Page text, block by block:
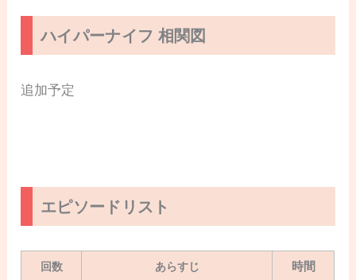
ハイパーナイフ 相関図
追加予定
エピソードリスト
回数 あらすじ 時間